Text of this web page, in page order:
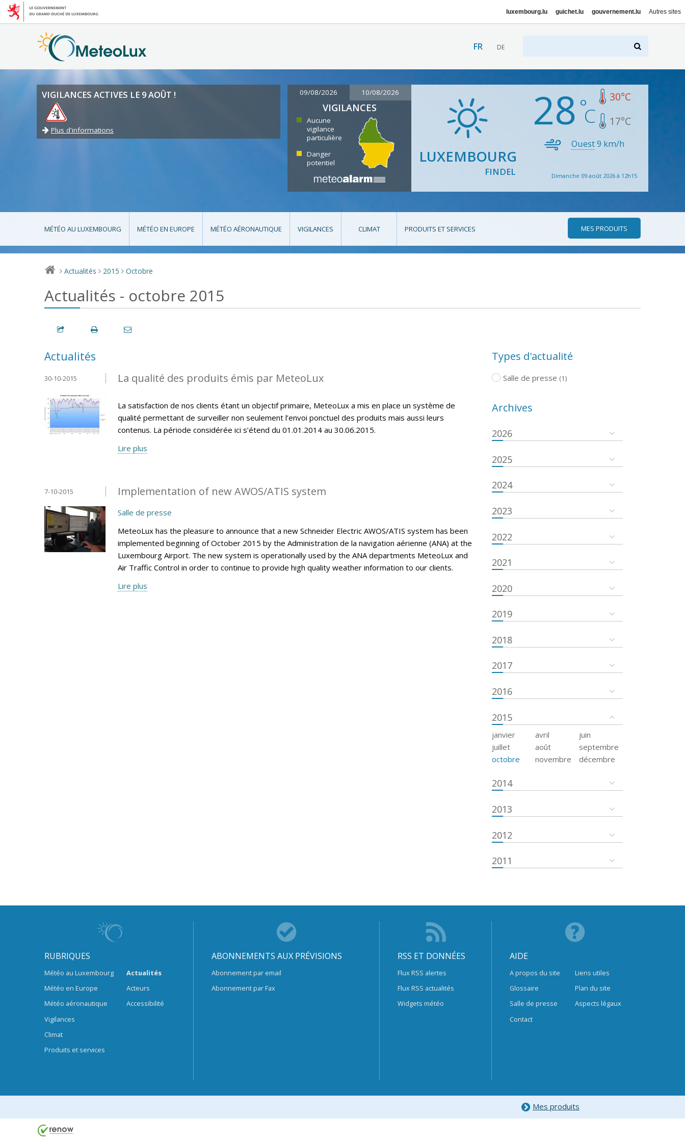
luxembourg.lu guichet.lu gouvernement.lu Autres sites
FR DE
VIGILANCES ACTIVES LE 9 AOÛT !
Plus d'informations
09/08/2026 10/08/2026
VIGILANCES
Aucune
vigilance
particulière
Danger
potentiel
LUXEMBOURG
FINDEL
28 30°C
17°C
Ouest9 km/h
Dimanche 09 août 2026 à 12h15
MÉTÉO AU LUXEMBOURG MÉTÉO EN EUROPE MÉTÉO AÉRONAUTIQUE VIGILANCES CLIMAT PRODUITS ET SERVICES MES PRODUITS
> Actualités > 2015 > Octobre
Actualités - octobre 2015
Actualités
La qualité des produits émis par MeteoLux
30-10-2015
La satisfaction de nos clients étant un objectif primaire, MeteoLux a mis en place un système de
qualité permettant de surveiller non seulement l’envoi ponctuel des produits mais aussi leurs
contenus. La période considérée ici s’étend du 01.01.2014 au 30.06.2015.
Lire plus
Implementation of new AWOS/ATIS system
7-10-2015
Salle de presse
MeteoLux has the pleasure to announce that a new Schneider Electric AWOS/ATIS system has been
implemented beginning of October 2015 by the Administration de la navigation aérienne (ANA) at the
Luxembourg Airport. The new system is operationally used by the ANA departments MeteoLux and
Air Traffic Control in order to continue to provide high quality weather information to our clients.
Lire plus
Types d'actualité
Salle de presse (1)
Archives
2026
2025
2024
2023
2022
2021
2020
2019
2018
2017
2016
2015
janvier avril
juin
juillet
août
septembre
octobre
novembre décembre
2014
2013
2012
2011
RUBRIQUES
Météo au Luxembourg
Météo en Europe
Météo aéronautique
Vigilances
Climat
Produits et services
Actualités
Acteurs
Accessibilité
ABONNEMENTS AUX PRÉVISIONS
Abonnement par email
Abonnement par Fax
RSS ET DONNÉES
Flux RSS alertes
Flux RSS actualités
Widgets météo
AIDE
A propos du site
Glossaire
Salle de presse
Contact
Liens utiles
Plan du site
Aspects légaux
Mes produits